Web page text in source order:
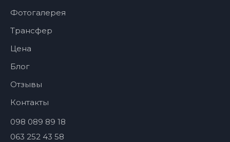
Фотогалерея
Трансфер
Цена
Блог
Отзывы
Контакты
098 089 89 18
063 252 43 58